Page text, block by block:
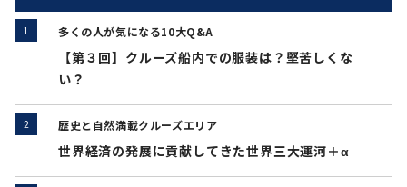
多くの人が気になる10大Q&A
【第３回】クルーズ船内での服装は？堅苦しくな
い？
歴史と自然満載クルーズエリア
世界経済の発展に貢献してきた世界三大運河＋α